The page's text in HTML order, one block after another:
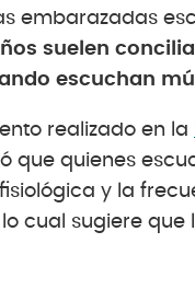
embarazadas
suelen
escuchan
realizado en la
que quienes
y la
cual sugiere